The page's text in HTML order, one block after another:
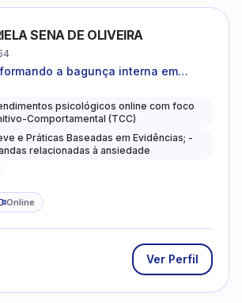
SENA DE OLIVEIRA
a bagunça interna em
mais gentis para se viver.
psicológicos online com foco
Comportamental (TCC)
e Práticas Baseadas em Evidências; -
relacionadas à ansiedade
Online
Ver Perfil